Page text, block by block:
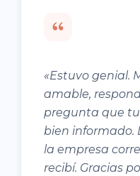
«Estuvo genial.
amable,
pregunta que
bien informado.
la empresa
recibí. Gracias